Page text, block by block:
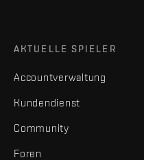
AKTUELLE SPIELER
Accountverwaltung
Kundendienst
Community
Foren